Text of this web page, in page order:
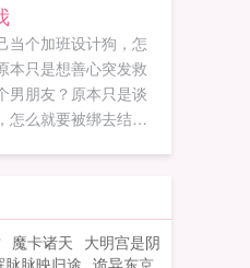
反复刷叛军不是常规
这个大清不对劲，别
当个加班设计狗，怎
本只是想善心突发救
男朋友？原本只是谈
怎么就要被绑去结
享给朋友...
魔卡诸天 大明宫是阴
脉脉映归途 诡异东京